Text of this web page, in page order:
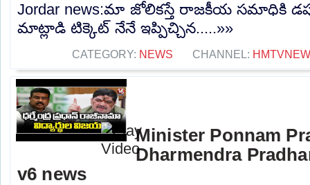
Jordar news:మా జోలికస్తే రాజకీయ సమాధికి
మాట్లాడి టిక్కెట్ నేనే ఇప్పిచ్చిన.....»»
CATEGORY: NEWS CHANNEL:
Minister Ponnam
Dharmendra
v6 news